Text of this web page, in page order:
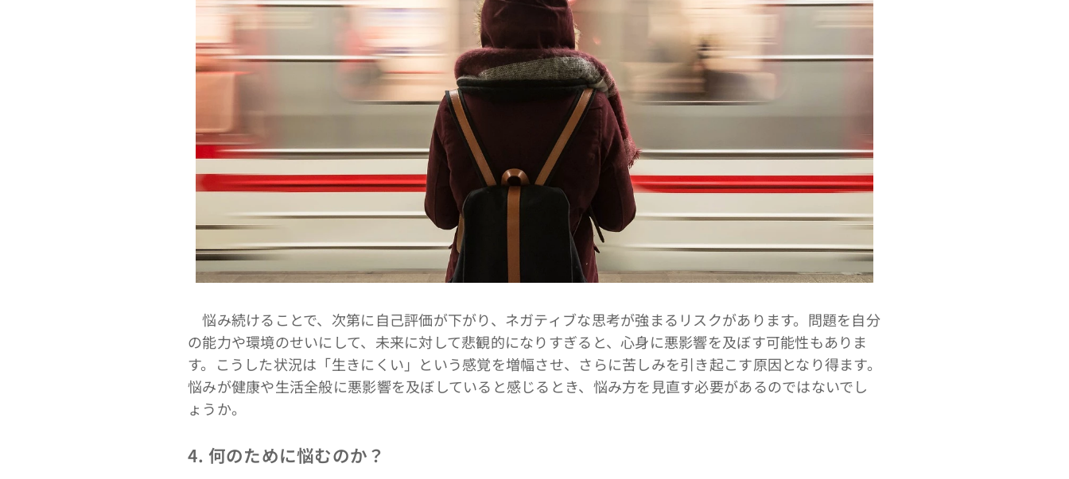
悩み続けることで、次第に自己評価が下がり、ネガティブな思考が強まるリスクがあります。問題を自分
の能力や環境のせいにして、未来に対して悲観的になりすぎると、心身に悪影響を及ぼす可能性もありま
す。こうした状況は「生きにくい」という感覚を増幅させ、さらに苦しみを引き起こす原因となり得ます。
悩みが健康や生活全般に悪影響を及ぼしていると感じるとき、悩み方を見直す必要があるのではないでし
ょうか。
4. 何のために悩むのか？